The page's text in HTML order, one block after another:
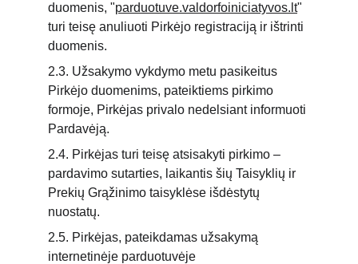
duomenis, "parduotuve.valdorfoiniciatyvos.lt"
turi teisę anuliuoti Pirkėjo registraciją ir ištrinti
duomenis.
2.3. Užsakymo vykdymo metu pasikeitus
Pirkėjo duomenims, pateiktiems pirkimo
formoje, Pirkėjas privalo nedelsiant informuoti
Pardavėją.
2.4. Pirkėjas turi teisę atsisakyti pirkimo –
pardavimo sutarties, laikantis šių Taisyklių ir
Prekių Grąžinimo taisyklėse išdėstytų
nuostatų.
2.5. Pirkėjas, pateikdamas užsakymą
internetinėje parduotuvėje